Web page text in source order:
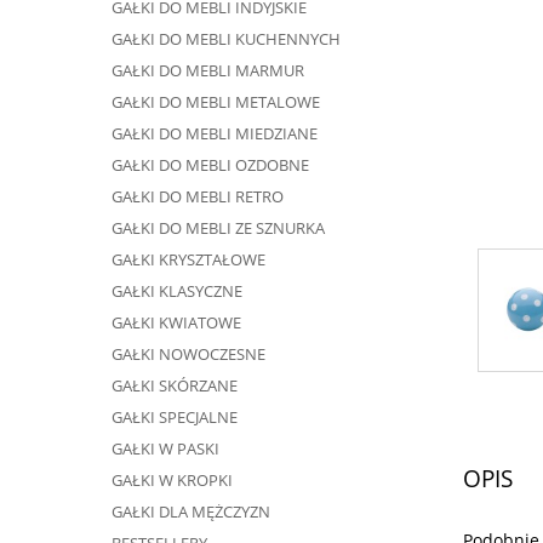
GAŁKI DO MEBLI INDYJSKIE
GAŁKI DO MEBLI KUCHENNYCH
GAŁKI DO MEBLI MARMUR
GAŁKI DO MEBLI METALOWE
GAŁKI DO MEBLI MIEDZIANE
GAŁKI DO MEBLI OZDOBNE
GAŁKI DO MEBLI RETRO
GAŁKI DO MEBLI ZE SZNURKA
GAŁKI KRYSZTAŁOWE
GAŁKI KLASYCZNE
GAŁKI KWIATOWE
GAŁKI NOWOCZESNE
GAŁKI SKÓRZANE
GAŁKI SPECJALNE
GAŁKI W PASKI
GAŁKI W KROPKI
GAŁKI DLA MĘŻCZYZN
OPIS